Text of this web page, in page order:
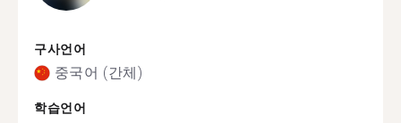
구사언어
중국어 (간체)
학습언어